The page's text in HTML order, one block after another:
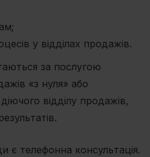
у відділах продажів.
за послугою
«з нуля» або
відділу продажів,
телефонна консультація.